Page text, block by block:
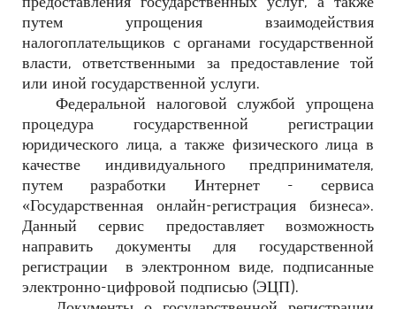
путем упрощения взаимодействия
налогоплательщиков с органами государственной
власти, ответственными за предоставление той
или иной государственной услуги.
Федеральной налоговой службой упрощена
процедура государственной регистрации
юридического лица, а также физического лица в
качестве индивидуального предпринимателя,
путем разработки Интернет - сервиса
«Государственная онлайн-регистрация бизнеса».
Данный сервис предоставляет возможность
направить документы для государственной
регистрации
в электронном виде, подписанные
электронно-цифровой подписью (ЭЦП).